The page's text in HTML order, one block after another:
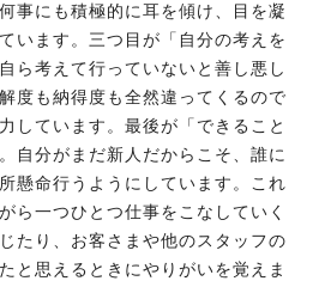
事にも積極的に耳を傾け、目を凝
います。三つ目が「自分の考えを
ら考えて行っていないと善し悪し
度も納得度も全然違ってくるので
しています。最後が「できること
自分がまだ新人だからこそ、誰に
懸命行うようにしています。これ
ら一つひとつ仕事をこなしていく
たり、お客さまや他のスタッフの
と思えるときにやりがいを覚えま